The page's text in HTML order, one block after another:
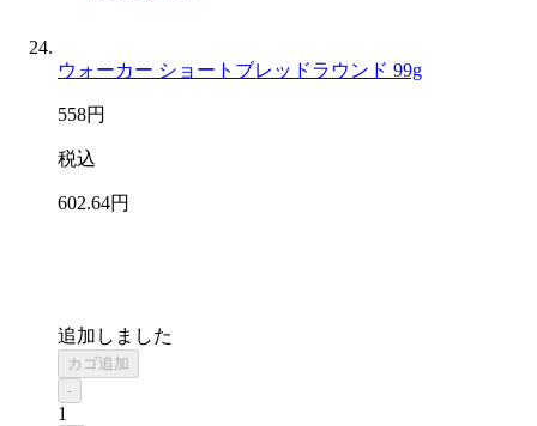
ウォーカー ショートブレッドラウンド 99g
558円
税込
602.64円
追加しました
カゴ追加
-
1